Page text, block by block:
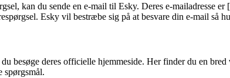
kan du sende en e-mail til Esky. Deres e-mailadresse
Esky vil bestræbe sig på at besvare din e-mail så
besøge deres officielle hjemmeside. Her finder du en
spørgsmål.